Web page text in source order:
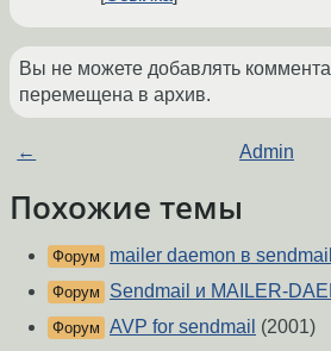
Вы не можете добавлять
перемещена в архив.
← Admin
Похожие темы
Форум mailer daemon в sendmail
Форум Sendmail и MAILER-
Форум AVP for sendmail (2001)